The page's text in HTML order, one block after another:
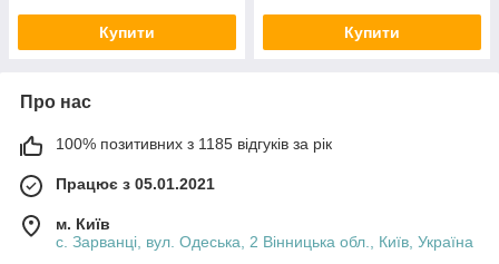
Купити Купити
Про нас
100% позитивних з 1185 відгуків за рік
Працює з 05.01.2021
м. Київ
с. Зарванці, вул. Одеська, 2 Вінницька обл., Київ, Україна